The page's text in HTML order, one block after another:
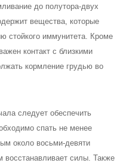
до полутора-двух
вещества, которые
стойкого иммунитета. Кроме
контакт с близкими
кормление грудью во
следует обеспечить
спать не менее
около восьми-девяти
восстанавливает силы. Также